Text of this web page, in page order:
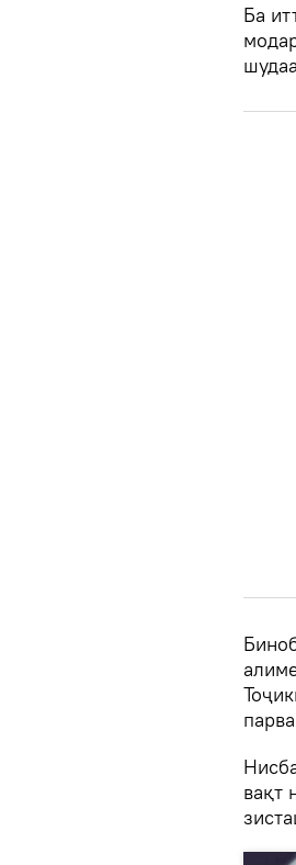
Ба
вақт